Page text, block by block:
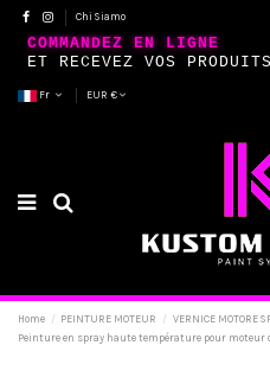
Chi Siamo
COMMANDEZ EN LIGNE
ET RECEVEZ VOS
Fr EUR €
Home PEINTURE MOTEUR VERNICE MOTORE
Peinture en spray haute température pour moteur